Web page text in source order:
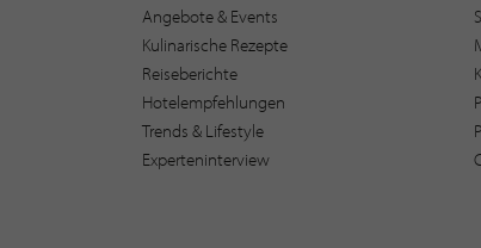
Angebote & Events
Kulinarische Rezepte
Reiseberichte
Hotelempfehlungen
Trends & Lifestyle
Experteninterview